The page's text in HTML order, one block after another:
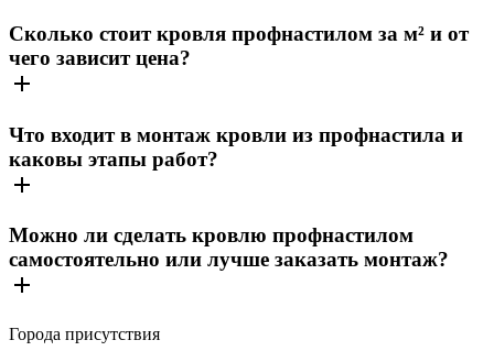
Сколько стоит кровля профнастилом за м² и от
чего зависит цена?
Что входит в монтаж кровли из профнастила и
каковы этапы работ?
Можно ли сделать кровлю профнастилом
самостоятельно или лучше заказать монтаж?
Города присутствия